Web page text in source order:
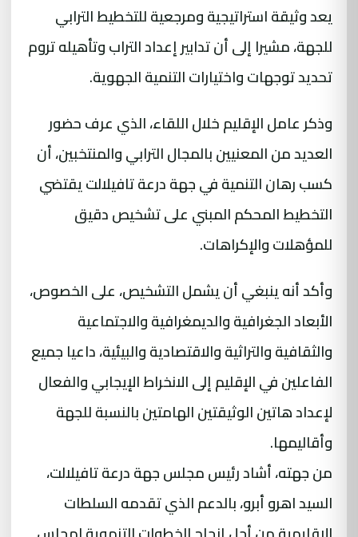
يعد وثيقة استراتيجية ومرجعية للتخطيط الترابي
للجهة، مشيرا إلى أن تدابير إعداد التراب وتأهيله تروم
تحديد توجهات واختيارات التنمية الجهوية.
وذكر عامل الإقليم خلال اللقاء، الذي عرف حضور
العديد من المعنيين بالمجال الترابي والمنتخبين، أن
كسب رهان التنمية في جهة درعة تافيلالت يقتضي
التخطيط المحكم المبني على تشخيص دقيق
للمؤهلات والإكراهات.
وأكد أنه ينبغي أن يشمل التشخيص، على الخصوص،
الأبعاد الجغرافية والديمغرافية والاجتماعية
والثقافية والتراثية والاقتصادية والبيئية، داعيا جميع
الفاعلين في الإقليم إلى الانخراط الإيجابي والفعال
لإعداد هاتين الوثيقتين الهامتين بالنسبة للجهة
وأقاليمها.
من جهته، أشاد رئيس مجلس جهة درعة تافيلالت،
السيد اهرو أبرو، بالدعم الذي تقدمه السلطات